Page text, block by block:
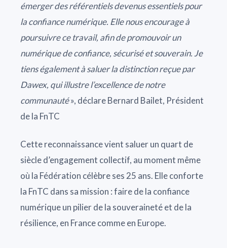
émerger des référentiels devenus essentiels pour
la confiance numérique. Elle nous encourage à
poursuivre ce travail, afin de promouvoir un
numérique de confiance, sécurisé et souverain. Je
tiens également à saluer la distinction reçue par
Dawex, qui illustre l’excellence de notre
communauté», déclare Bernard Bailet, Président
de la FnTC
Cette reconnaissance vient saluer un quart de
siècle d’engagement collectif, au moment même
où la Fédération célèbre ses 25 ans. Elle conforte
la FnTC dans sa mission : faire de la confiance
numérique un pilier de la souveraineté et de la
résilience, en France comme en Europe.